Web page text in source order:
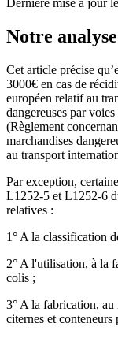
Dernière mise à jour le
Notre
Cet article précise
3000€ en cas de
européen relatif au
dangereuses par
(Règlement
marchandises
au transport
Par exception,
L1252-5 et L1252-6
relatives :
1° A la classification
2° A l'utilisation, à la
colis ;
3° A la fabrication,
citernes et conteneurs